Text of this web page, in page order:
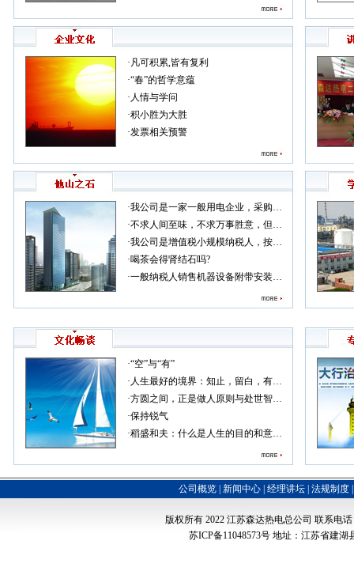
·凡可积累,皆有复利
·“春”的哲学意蕴
· 人情与学问
·积小胜为大胜
·发票相关预警
·我公司是一家一般用电企业，采购…
·不求人间至味，不求万事胜意，但…
·我公司是增值税小规模纳税人，按…
·喝茶会得肾结石吗?
·一般纳税人销售机器设备附带安装…
·“空”与“有”
· 人生最好的境界：知止，留白，有…
·方圆之间，正是做人原则与处世智…
·保持锐气
·稻盛和夫：什么是人生的目的和意…
公司概览| 新闻中心| 经理讲坛| 法规制度
版权所有 2022 江苏森达热电总公司 联系电话
苏ICP备11048573号地址：江苏省建湖